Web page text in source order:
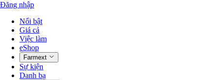
Đăng nhập
Nổi bật
Giá cả
Việc làm
eShop
Farmext
Sự kiện
Danh bạ